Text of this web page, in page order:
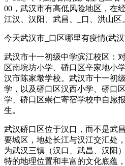
00，武汉市有高低风险地区，在
江汉、汉阳、武昌、_口、洪山区
今天武汉市_口区哪里有疫情(武
武汉市十一初级中学滨江校区：
区南垸坊小学、硚口区辛家地小
汉市陈家墩学校。武汉市十一初
学，以及硚口区汉西小学、硚口
学、硚口区崇仁寄宿学校中自愿
生。
武汉硚口区位于汉口，而不是武
要城区，地处长江与汉江交汇处
为武汉三镇（汉口、武昌、汉阳
特的地理位置和丰富的文化底蕴